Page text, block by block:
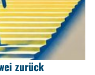
zurück